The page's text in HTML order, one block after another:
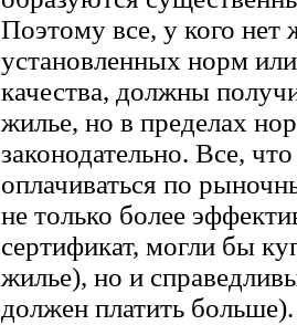
Поэтому все, у кого
установленных норм
качества, должны
жилье, но в пределах
законодательно. Все,
оплачиваться по
не только более
сертификат, могли бы
жилье), но и
должен платить больше).